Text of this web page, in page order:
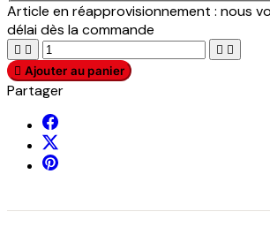
Article en réapprovisionnement : nous
délai dès la commande
   
 Ajouter au panier
Partager